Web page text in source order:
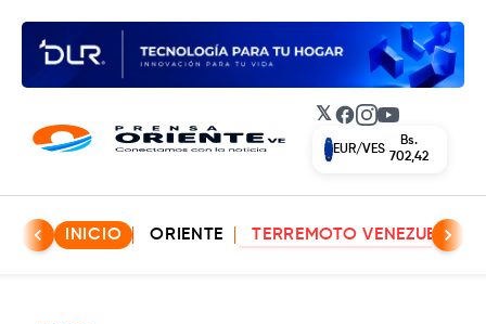
𝕏 Facebook
Instagram
YouTube
EUR/VES
Bs.
702,42
INICIO ORIENTE TERREMOTO VENEZUELA